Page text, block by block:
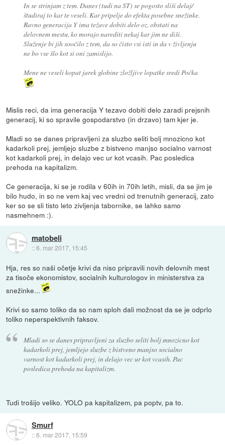
In se strinjam z tem. Danes (tudi na ST) se pogosto sliši delaj/
študiraj to kar te veseli. Kar pripelje do efekta posebne snežinke.
Ravno generacija Y ima težave dobiti delo oz. obstati na
delovnem mestu, ko morajo narediti nekaj kar jim ne diši.
Služenje bi jih soočilo z tem, da so čisto vsi isti in da v življenju
ne bo vse šlo kot si oni zamislijo.
Mene ne veseli kopat jarek globine zložljive lopatke sredi Počka
Mislis reci, da ima generacija Y tezavo dobiti delo zaradi prejsnih
generacij, ki so spravile gospodarstvo (in drzavo) tam kjer je.
Mladi so se danes pripravljeni za sluzbo seliti bolj mnozicno kot
kadarkoli prej, jemljejo sluzbe z bistveno manjso socialno varnost
kot kadarkoli prej, in delajo vec ur kot vcasih. Pac posledica
prehoda na kapitalizm.
Ce generacija, ki se je rodila v 60ih in 70ih letih, misli, da se jim je
bilo hudo, in so ne vem kaj vec vredni od trenutnih generacij, zato
ker so se sli tisto leto zivljenja tabornike, se lahko samo
nasmehnem :).
matobeli
::6. mar 2017, 15:45
Hja, res so naši očetje krivi da niso pripravili novih delovnih mest
za tisoče ekonomistov, socialnih kulturologov in ministerstva za
snežinke...
Krivi so samo toliko da so nam sploh dali možnost da se je odprlo
toliko neperspektivnih faksov.
Mladi so se danes pripravljeni za sluzbo seliti bolj mnozicno kot
kadarkoli prej, jemljejo sluzbe z bistveno manjso socialno
varnost kot kadarkoli prej, in delajo vec ur kot vcasih. Pac
posledica prehoda na kapitalizm.
Tudi trošijo veliko. YOLO pa kapitalizem, pa poptv, pa to.
Smurf
::6. mar 2017, 15:59